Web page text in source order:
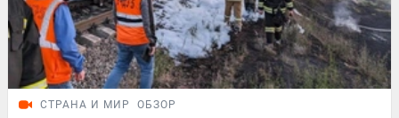
СТРАНА И МИР ОБЗОР